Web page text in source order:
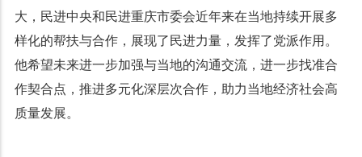
大，民进中央和民进重庆市委会近年来在当地持续开展多
样化的帮扶与合作，展现了民进力量，发挥了党派作用。
他希望未来进一步加强与当地的沟通交流，进一步找准合
作契合点，推进多元化深层次合作，助力当地经济社会高
质量发展。